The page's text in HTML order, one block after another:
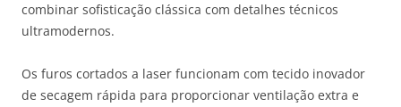
combinar sofisticação clássica com detalhes técnicos
ultramodernos.
Os furos cortados a laser funcionam com tecido inovador
de secagem rápida para proporcionar ventilação extra e